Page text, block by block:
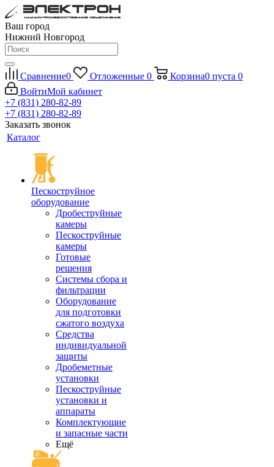
Ваш город
Нижний Новгород
Сравнение0 Отложенные 0 Корзина0 пуста 0
ВойтиМой кабинет
+7 (831) 280-82-89
+7 (831) 280-82-89
Заказать звонок
Каталог
Пескоструйное
оборудование
Дробеструйные
камеры
Пескоструйные
камеры
Готовые
решения
Системы сбора и
фильтрации
Оборудование
для подготовки
сжатого воздуха
Средства
индивидуальной
защиты
Дробеметные
установки
Пескоструйные
установки и
аппараты
Комплектующие
и запасные части
Ещё